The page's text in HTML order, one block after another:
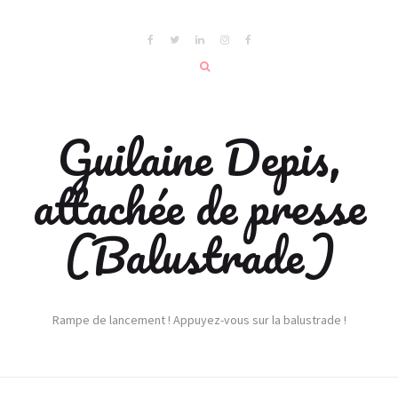
Guilaine Depis,
attachée de presse
(Balustrade)
Rampe de lancement ! Appuyez-vous sur la balustrade !